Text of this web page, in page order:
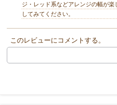
ジ・レッド系などアレンジの幅が
してみてください。
このレビューにコメントする。